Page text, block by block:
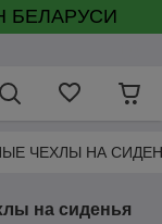
БЕЛАРУСИ
ЧЕХЛЫ НА
на сиденья